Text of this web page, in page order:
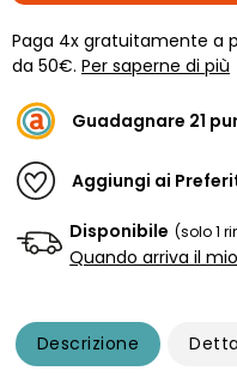
Paga 4x gratuitamente a
da 50€. Per saperne di più
Guadagnare 21
Aggiungi ai
Disponibile (solo 1
Quando arriva il
Descrizione